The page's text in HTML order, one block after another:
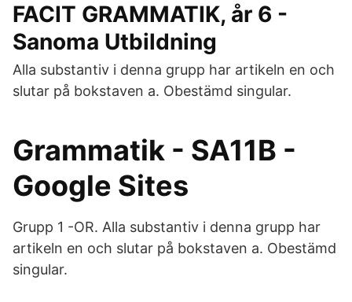
FACIT GRAMMATIK, år 6 -
Sanoma Utbildning
Alla substantiv i denna grupp har artikeln en och
slutar på bokstaven a. Obestämd singular.
Grammatik - SA11B -
Google Sites
Grupp 1 -OR. Alla substantiv i denna grupp har
artikeln en och slutar på bokstaven a. Obestämd
singular.